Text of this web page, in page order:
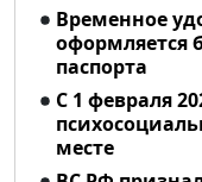
Временное
оформляется
паспорта
С 1 февраля
месте